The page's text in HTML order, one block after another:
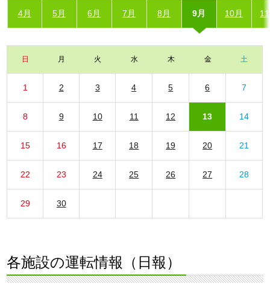
4月 5月 6月 7月 8月 9月 10月
日 月 火 水 木 金 土
1 2 3 4 5 6 7
8 9 10 11 12 13 14
15 16 17 18 19 20 21
22 23 24 25 26 27 28
29 30
各施設の運転情報（日報）